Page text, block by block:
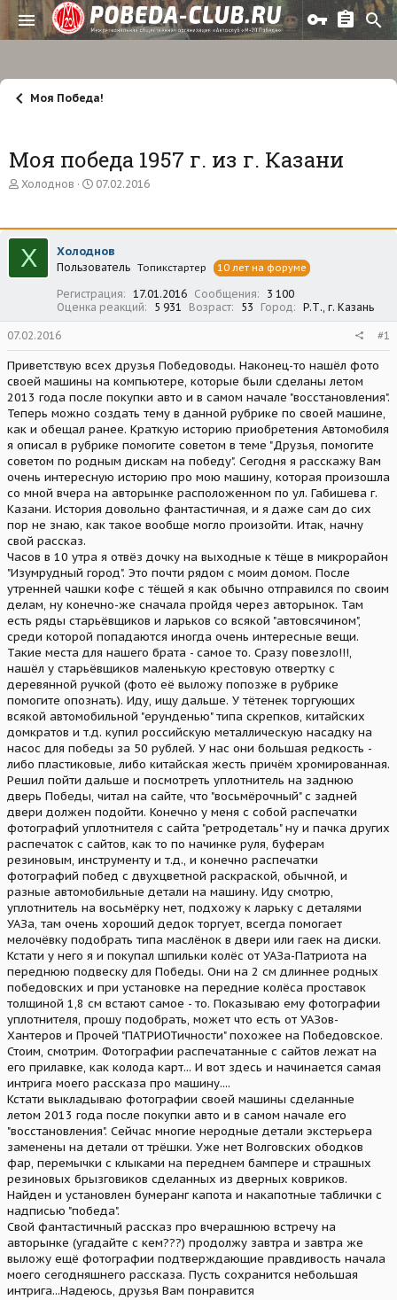
Моя Победа!
Моя победа 1957 г. из г. Казани
А
о
р
т
е
Холоднов
Д
а
а
ч
л
а
07.02.2016
Х Холоднов
Пользователь Топикстартер 10 лет на форуме
Регистрация 17.01.2016 Сообщения
3 100
Оценка реакций
5 931 Возраст 53 Город Р.Т., г. Казань
07.02.2016 #1
Приветствую всех друзья Победоводы. Наконец-то нашёл фото
своей машины на компьютере, которые были сделаны летом
2013 года после покупки авто и в самом начале "восстановления".
Теперь можно создать тему в данной рубрике по своей машине,
как и обещал ранее. Краткую историю приобретения Автомобиля
я описал в рубрике помогите советом в теме "Друзья, помогите
советом по родным дискам на победу". Сегодня я расскажу Вам
очень интересную историю про мою машину, которая произошла
со мной вчера на авторынке расположенном по ул. Габишева г.
Казани. История довольно фантастичная, и я даже сам до сих
пор не знаю, как такое вообще могло произойти. Итак, начну
свой рассказ.
Часов в 10 утра я отвёз дочку на выходные к тёще в микрорайон
"Изумрудный город". Это почти рядом с моим домом. После
утренней чашки кофе с тёщей я как обычно отправился по своим
делам, ну конечно-же сначала пройдя через авторынок. Там
есть ряды старьёвщиков и ларьков со всякой "автовсячином",
среди которой попадаются иногда очень интересные вещи.
Такие места для нашего брата - самое то. Сразу повезло!!!,
нашёл у старьёвщиков маленькую крестовую отвертку с
деревянной ручкой (фото её выложу попозже в рубрике
помогите опознать). Иду, ищу дальше. У тётенек торгующих
всякой автомобильной "ерунденью" типа скрепков, китайских
домкратов и т.д. купил российскую металлическую насадку на
насос для победы за 50 рублей. У нас они большая редкость -
либо пластиковые, либо китайская жесть причём хромированная.
Решил пойти дальше и посмотреть уплотнитель на заднюю
дверь Победы, читал на сайте, что "восьмёрочный" с задней
двери должен подойти. Конечно у меня с собой распечатки
фотографий уплотнителя с сайта "ретродеталь" ну и пачка других
распечаток с сайтов, как то по начинке руля, буферам
резиновым, инструменту и т.д., и конечно распечатки
фотографий побед с двухцветной раскраской, обычной, и
разные автомобильные детали на машину. Иду смотрю,
уплотнитель на восьмёрку нет, подхожу к ларьку с деталями
УАЗа, там очень хороший дедок торгует, всегда помогает
мелочёвку подобрать типа маслёнок в двери или гаек на диски.
Кстати у него я и покупал шпильки колёс от УАЗа-Патриота на
переднюю подвеску для Победы. Они на 2 см длиннее родных
победовских и при установке на передние колёса проставок
толщиной 1,8 см встают самое - то. Показываю ему фотографии
уплотнителя, прошу подобрать, может что есть от УАЗов-
Хантеров и Прочей "ПАТРИОТичности" похожее на Победовское.
Стоим, смотрим. Фотографии распечатанные с сайтов лежат на
его прилавке, как колода карт... И вот здесь и начинается самая
интрига моего рассказа про машину....
Кстати выкладываю фотографии своей машины сделанные
летом 2013 года после покупки авто и в самом начале его
"восстановления". Сейчас многие неродные детали экстерьера
заменены на детали от трёшки. Уже нет Волговских ободков
фар, перемычки с клыками на переднем бампере и страшных
резиновых брызговиков сделанных из дверных ковриков.
Найден и установлен бумеранг капота и накапотные таблички с
надписью "победа".
Свой фантастичный рассказ про вчерашнюю встречу на
авторынке (угадайте с кем???) продолжу завтра и завтра же
выложу ещё фотографии подтверждающие правдивость начала
моего сегодняшнего рассказа. Пусть сохранится небольшая
интрига...Надеюсь, друзья Вам понравится